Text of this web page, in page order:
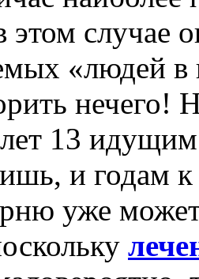
случае
«людей
нечего!
13
и годам
уже